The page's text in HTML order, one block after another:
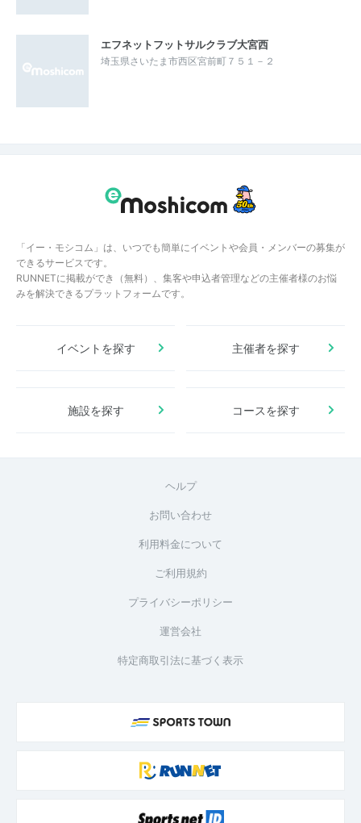
エフネットフットサルクラブ大宮西
埼玉県さいたま市西区宮前町７５１－２
「イー・モシコム」は、いつでも簡単にイベントや会員・メンバーの募集が
できるサービスです。
RUNNETに掲載ができ（無料）、集客や申込者管理などの主催者様のお悩
みを解決できるプラットフォームです。
イベントを探す 主催者を探す
施設を探す コースを探す
ヘルプ
お問い合わせ
利用料金について
ご利用規約
プライバシーポリシー
運営会社
特定商取引法に基づく表示